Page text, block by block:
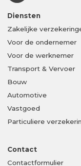
Diensten
Zakelijke
Voor de ondernemer
Voor de werknemer
Transport & Vervoer
Bouw
Automotive
Vastgoed
Particuliere
Contact
Contactformulier